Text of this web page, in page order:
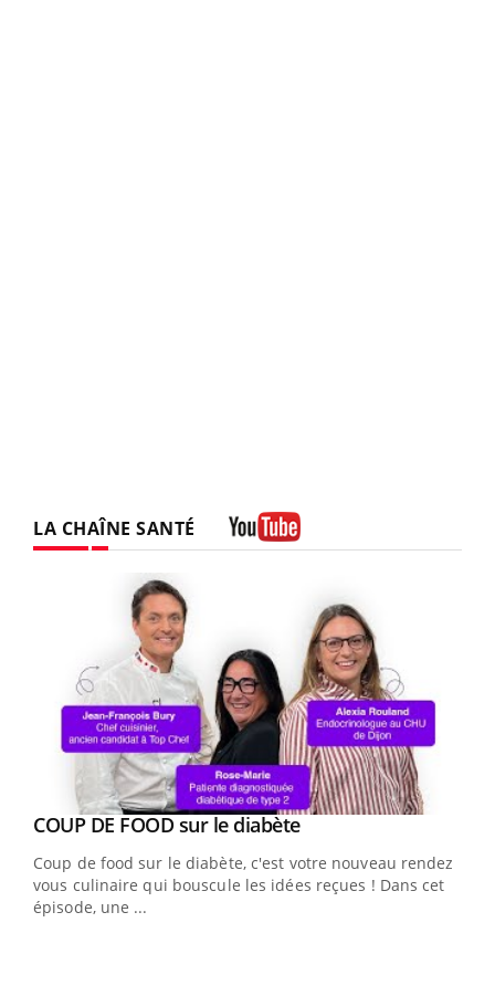
LA CHAÎNE SANTÉ
Youtube
COUP DE FOOD sur le diabèteYoutube
Coup de food sur le diabète, c'est votre nouveau rendez-
vous culinaire qui bouscule les idées reçues ! Dans cet
épisode, une ...